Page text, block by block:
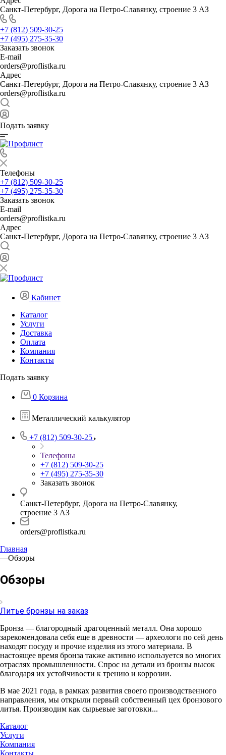
Санкт-Петербург, Дорога на Петро-Славянку, строение 3 АЗ
+7 (812) 509-30-25
+7 (495) 275-35-30
Заказать звонок
E-mail
orders@proflistka.ru
Адрес
Санкт-Петербург, Дорога на Петро-Славянку, строение 3 АЗ
orders@proflistka.ru
Подать заявку
Телефоны
+7 (812) 509-30-25
+7 (495) 275-35-30
Заказать звонок
E-mail
orders@proflistka.ru
Адрес
Санкт-Петербург, Дорога на Петро-Славянку, строение 3 АЗ
Кабинет
Каталог
Услуги
Доставка
Оплата
Компания
Контакты
Подать заявку
0 Корзина
Металлический калькулятор
+7 (812) 509-30-25
Телефоны
+7 (812) 509-30-25
+7 (495) 275-35-30
Заказать звонок
Санкт-Петербург, Дорога на Петро-Славянку,
строение 3 АЗ
orders@proflistka.ru
Главная
—Обзоры
Обзоры
Литье бронзы на заказ
Бронза — благородный драгоценный металл. Она хорошо
зарекомендовала себя еще в древности — археологи по сей день
находят посуду и прочие изделия из этого материала. В
настоящее время бронза также активно используется во многих
отраслях промышленности. Спрос на детали из бронзы высок
благодаря их устойчивости к трению и коррозии.
В мае 2021 года, в рамках развития своего производственного
направления, мы открыли первый собственный цех бронзового
литья. Производим как сырьевые заготовки...
Каталог
Услуги
Компания
Контакты